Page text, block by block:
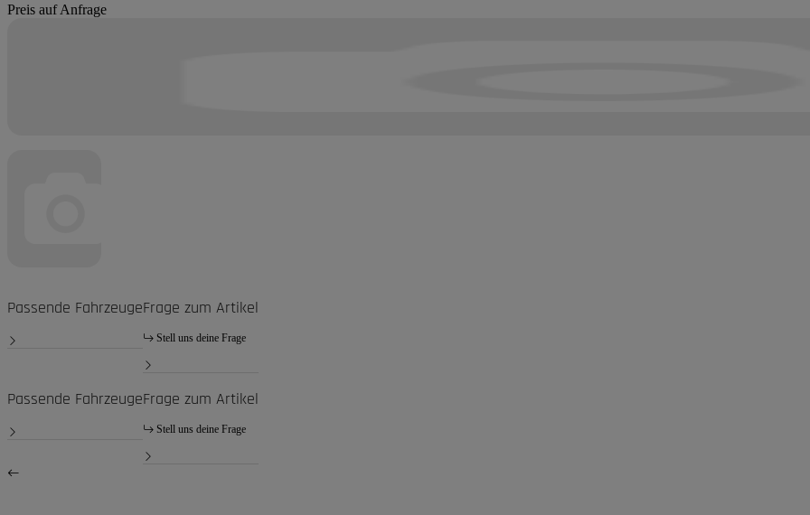
Preis auf Anfrage
Passende FahrzeugeFrage zum Artikel
Stell uns deine Frage
Passende FahrzeugeFrage zum Artikel
Stell uns deine Frage